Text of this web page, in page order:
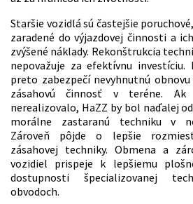
Staršie vozidlá sú častejšie
zaradené do výjazdovej činnosti a
zvýšené náklady. Rekonštrukcia
nepovažuje za efektívnu investíciu.
preto zabezpečí nevyhnutnú
zásahovú činnosť v teréne. Ak
nerealizovalo, HaZZ by bol naďalej
morálne zastaranú techniku v
Zároveň pôjde o lepšie
zásahovej techniky. Obmena a
vozidiel prispeje k lepšiemu
dostupnosti špecializovanej
obvodoch.